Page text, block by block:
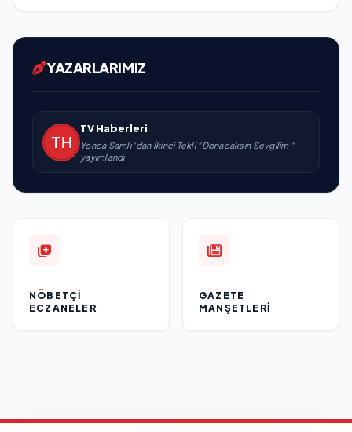
YAZARLARIMIZ
TV Haberleri
Yonca Samlı ‘dan İkinci Tekli “Donacaksın Sevgilim “
yayımlandı
NÖBETÇI
ECZANELER
GAZETE
MANŞETLERI